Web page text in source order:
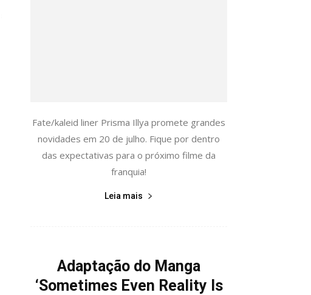
Fate/kaleid liner Prisma Illya promete grandes
novidades em 20 de julho. Fique por dentro
das expectativas para o próximo filme da
franquia!
Leia mais
Adaptação do Manga
‘Sometimes Even Reality Is